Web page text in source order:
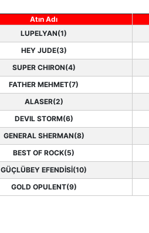
Atın Adı
LUPELYAN(1)
HEY JUDE(3)
SUPER CHIRON(4)
FATHER MEHMET(7)
ALASER(2)
DEVIL STORM(6)
GENERAL SHERMAN(8)
BEST OF ROCK(5)
GÜÇLÜBEY EFENDİSİ(10)
GOLD OPULENT(9)